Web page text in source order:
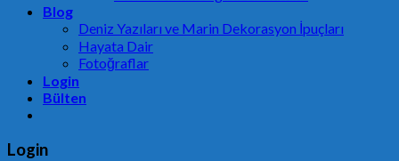
Blog
Deniz Yazıları ve Marin Dekorasyon İpuçları
Hayata Dair
Fotoğraflar
Login
Bülten
Login